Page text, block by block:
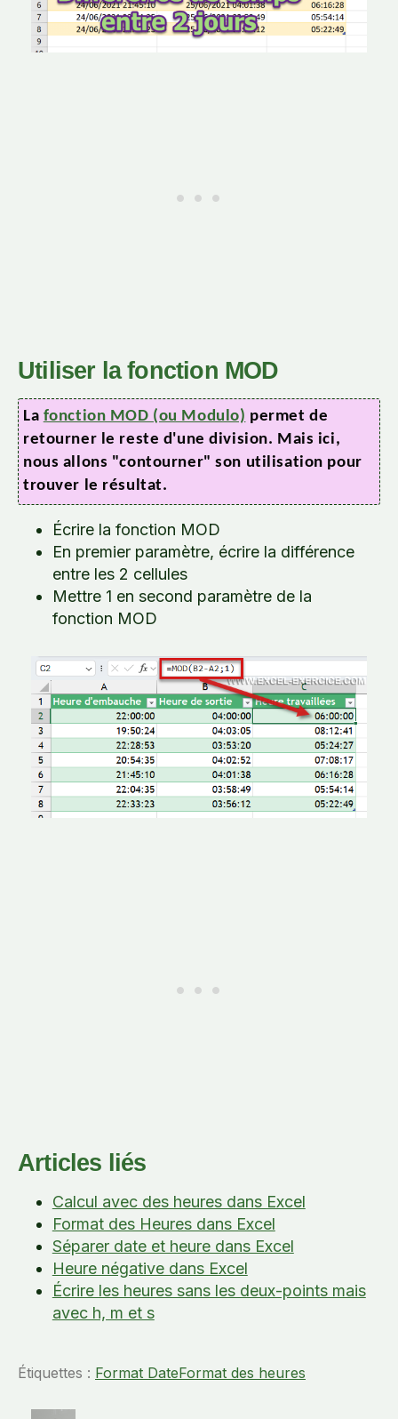
Utiliser la fonction MOD
La fonction MOD (ou Modulo) permet de
retourner le reste d'une division. Mais ici,
nous allons "contourner" son utilisation pour
trouver le résultat.
Écrire la fonction MOD
En premier paramètre, écrire la différence
entre les 2 cellules
Mettre 1 en second paramètre de la
fonction MOD
Articles liés
Calcul avec des heures dans Excel
Format des Heures dans Excel
Séparer date et heure dans Excel
Heure négative dans Excel
Écrire les heures sans les deux-points mais
avec h, m et s
Étiquettes : Format DateFormat des heures